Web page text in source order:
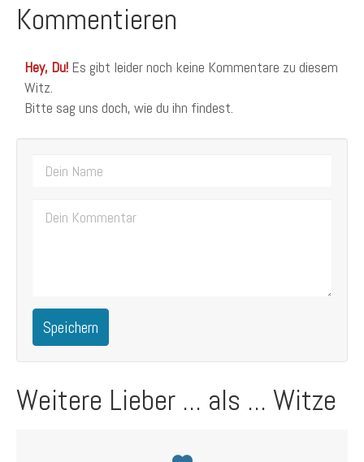
Kommentieren
Hey, Du! Es gibt leider noch keine Kommentare zu diesem
Witz.
Bitte sag uns doch, wie du ihn findest.
Speichern
Weitere Lieber ... als ... Witze